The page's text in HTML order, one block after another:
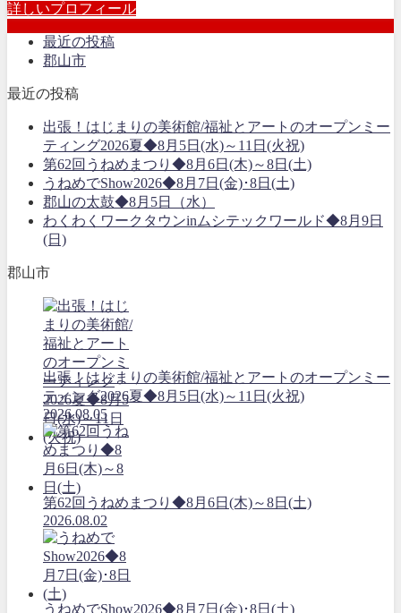
詳しいプロフィール
最近の投稿
郡山市
最近の投稿
出張！はじまりの美術館/福祉とアートのオープンミー
ティング2026夏◆8月5日(水)～11日(火祝)
第62回うねめまつり◆8月6日(木)～8日(土)
うねめでShow2026◆8月7日(金)･8日(土)
郡山の太鼓◆8月5日（水）
わくわくワークタウンinムシテックワールド◆8月9日
(日)
郡山市
出張！はじまりの美術館/福祉とアートのオープンミー
ティング2026夏◆8月5日(水)～11日(火祝)
2026.08.05
第62回うねめまつり◆8月6日(木)～8日(土)
2026.08.02
うねめでShow2026◆8月7日(金)･8日(土)